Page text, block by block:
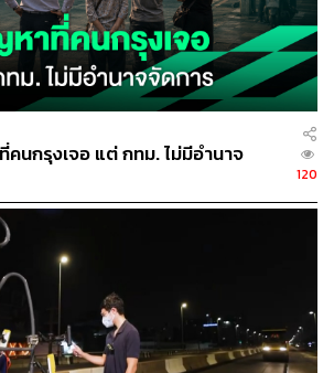
นกรุงเจอ แต่ กทม. ไม่มีอำนาจ
120